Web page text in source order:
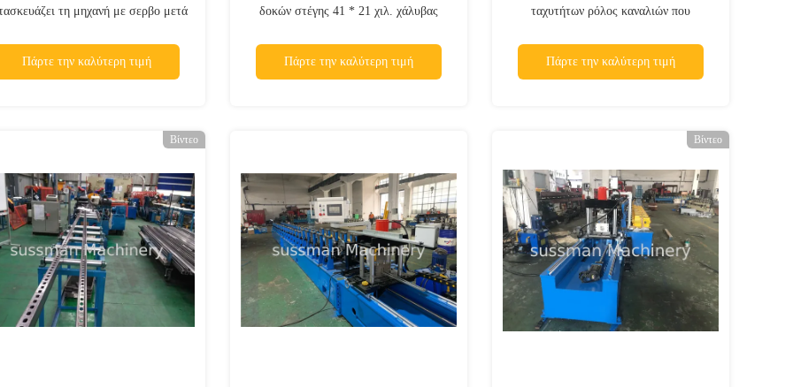
τη μηχανή με σερβο μετά
Πάρτε την καλύτερη τιμή
δοκών στέγης 41 * 21 χιλ. χάλυβας
Πάρτε την καλύτερη τιμή
ταχυτήτων ρόλος καναλιών που
Πάρτε την καλύτερη τιμή
Βίντεο Βίντεο